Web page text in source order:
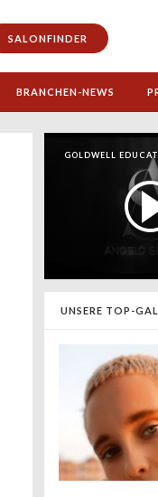
SALONFINDER
BRANCHEN-NEWS
GOLDWELL
UNSERE TOP-